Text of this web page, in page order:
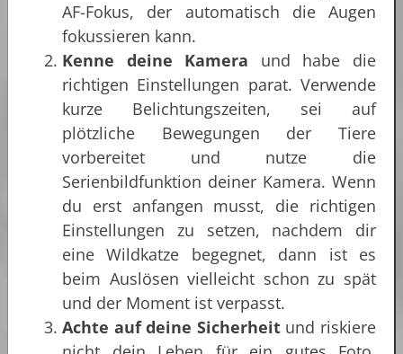
AF-Fokus, der automatisch die Augen
fokussieren kann.
Kenne deine Kamera und habe die
richtigen Einstellungen parat. Verwende
kurze Belichtungszeiten, sei auf
plötzliche Bewegungen der Tiere
vorbereitet und nutze die
Serienbildfunktion deiner Kamera. Wenn
du erst anfangen musst, die richtigen
Einstellungen zu setzen, nachdem dir
eine Wildkatze begegnet, dann ist es
beim Auslösen vielleicht schon zu spät
und der Moment ist verpasst.
Achte auf deine Sicherheitund riskiere